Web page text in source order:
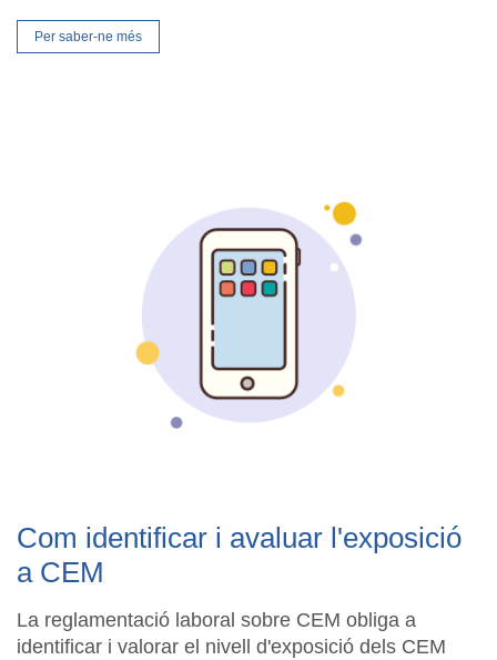
Per saber-ne més
Com identificar i avaluar l'exposició
a CEM
La reglamentació laboral sobre CEM obliga a
identificar i valorar el nivell d'exposició dels CEM